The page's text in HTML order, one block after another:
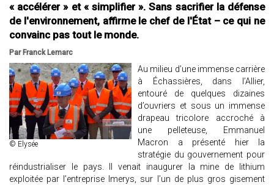
« accélérer » et « simplifier ». Sans sacrifier la défense
de l'environnement, affirme le chef de l'État – ce qui ne
convainc pas tout le monde.
Par Franck Lemarc
© Elysée
Au milieu d’une immense carrière
à Échassières, dans l’Allier,
entouré de quelques dizaines
d’ouvriers et sous un immense
drapeau tricolore accroché à
une pelleteuse, Emmanuel
Macron a présenté hier la
stratégie du gouvernement pour
réindustrialiser le pays. Il venait inaugurer la mine de lithium
exploitée par l’entreprise Imerys, sur l’un de plus gros gisement